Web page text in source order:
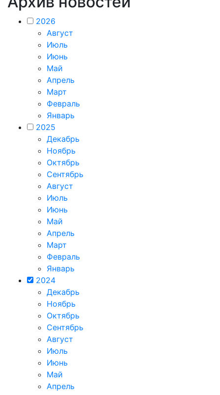
2026
Август
Июль
Июнь
Май
Апрель
Март
Февраль
Январь
2025
Декабрь
Ноябрь
Октябрь
Сентябрь
Август
Июль
Июнь
Май
Апрель
Март
Февраль
Январь
2024
Декабрь
Ноябрь
Октябрь
Сентябрь
Август
Июль
Июнь
Май
Апрель